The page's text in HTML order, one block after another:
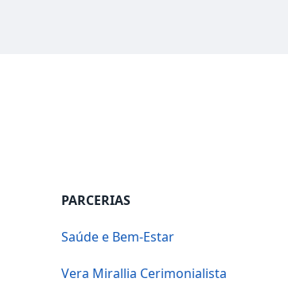
PARCERIAS
Saúde e Bem-Estar
Vera Mirallia Cerimonialista